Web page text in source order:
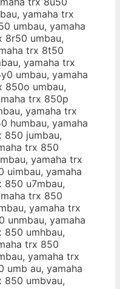
yamaha trx
umbau, yamaha
8r50 umbau,
trx 8t50
yamaha trx
umbau, yamaha
850o umbau,
trx 850p
yamaha trx
humbau, yamaha
850 jumbau,
trx 850
yamaha trx
uimbau, yamaha
850 u7mbau,
trx 850
yamaha trx
unmbau, yamaha
850 umhbau,
trx 850
yamaha trx
umb au, yamaha
850 umbvau,